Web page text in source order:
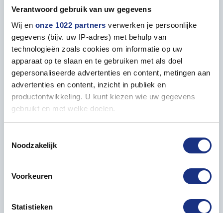
Verantwoord gebruik van uw gegevens
Wij en onze 1022 partners verwerken je persoonlijke
gegevens (bijv. uw IP-adres) met behulp van
technologieën zoals cookies om informatie op uw
apparaat op te slaan en te gebruiken met als doel
gepersonaliseerde advertenties en content, metingen aan
advertenties en content, inzicht in publiek en
productontwikkeling. U kunt kiezen wie uw gegevens
gebruikt en met welke doelen.
Informatie verzamelen over uw geografische locatie,
Uw apparaat identificeren door het actief te scannen
op specifieke eigenschappen (fingerprinting)
verwerkt en stel uw voorkeuren in het
detailgedeelte
in.
Noodzakelijk
Voorkeuren
Statistieken
Properties
GENERAL
Contents 20 ml
Paint matching to